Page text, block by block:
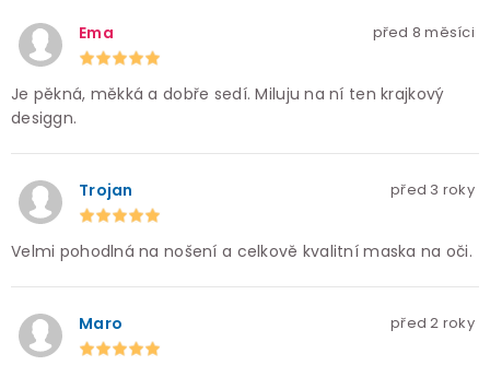
Ema před 8 měsíci
Je pěkná, měkká a dobře sedí. Miluju na ní ten krajkový
desiggn.
Trojan před 3 roky
Velmi pohodlná na nošení a celkově kvalitní maska na oči.
Maro před 2 roky